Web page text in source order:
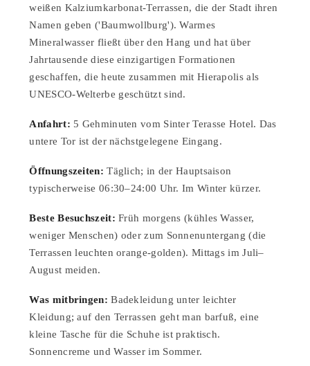
weißen Kalziumkarbonat-Terrassen, die der Stadt ihren
Namen geben ('Baumwollburg'). Warmes
Mineralwasser fließt über den Hang und hat über
Jahrtausende diese einzigartigen Formationen
geschaffen, die heute zusammen mit Hierapolis als
UNESCO-Welterbe geschützt sind.
Anfahrt: 5 Gehminuten vom Sinter Terasse Hotel. Das
untere Tor ist der nächstgelegene Eingang.
Öffnungszeiten: Täglich; in der Hauptsaison
typischerweise 06:30–24:00 Uhr. Im Winter kürzer.
Beste Besuchszeit: Früh morgens (kühles Wasser,
weniger Menschen) oder zum Sonnenuntergang (die
Terrassen leuchten orange-golden). Mittags im Juli–
August meiden.
Was mitbringen: Badekleidung unter leichter
Kleidung; auf den Terrassen geht man barfuß, eine
kleine Tasche für die Schuhe ist praktisch.
Sonnencreme und Wasser im Sommer.